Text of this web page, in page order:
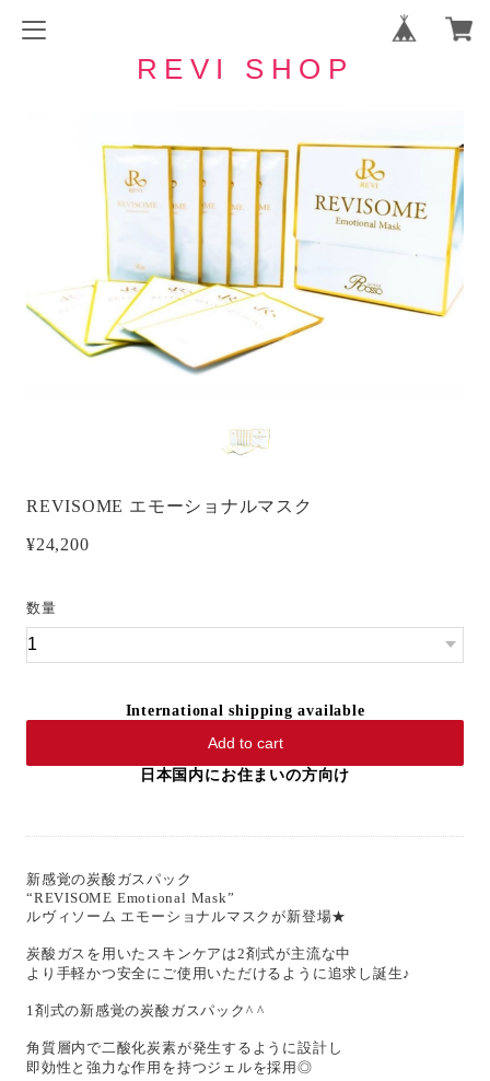
REVI SHOP
REVISOME エモーショナルマスク
¥24,200
数量
International shipping available
Add to cart
日本国内にお住まいの方向け
新感覚の炭酸ガスパック
“REVISOME Emotional Mask”
ルヴィソーム エモーショナルマスクが新登場★
炭酸ガスを用いたスキンケアは2剤式が主流な中
より手軽かつ安全にご使用いただけるように追求し誕生♪
1剤式の新感覚の炭酸ガスパック^ ^
角質層内で二酸化炭素が発生するように設計し
即効性と強力な作用を持つジェルを採用◎